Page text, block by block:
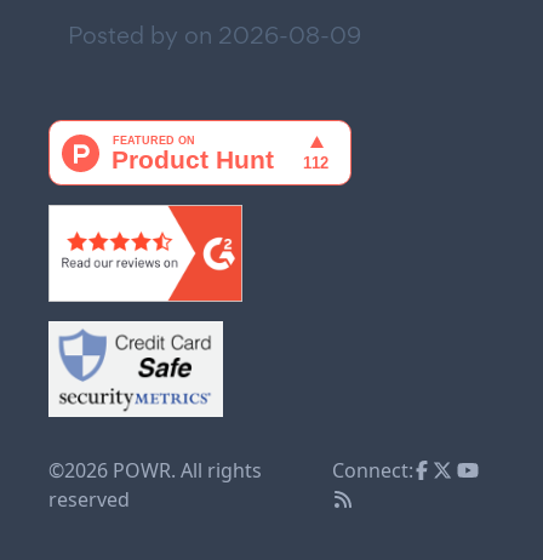
Posted by on 2026-08-09
©2026 POWR. All rights
reserved
Connect: